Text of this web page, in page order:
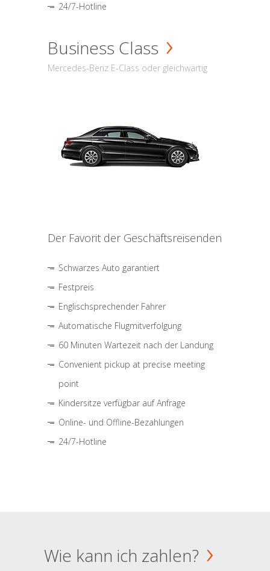
24/7-Hotline
Business Class
Mercedes-Benz E-Class oder gleichwärtig
Der Favorit der Geschäftsreisenden
Schwarzes Auto garantiert
Festpreis
Englischsprechender Fahrer
Automatische Flugmitverfolgung
60 Minuten Wartezeit nach der Landung
Convenient pickup at precise meeting
point
Kindersitze verfügbar auf Anfrage
Online- und Offline-Bezahlungen
24/7-Hotline
Wie kann ich zahlen?